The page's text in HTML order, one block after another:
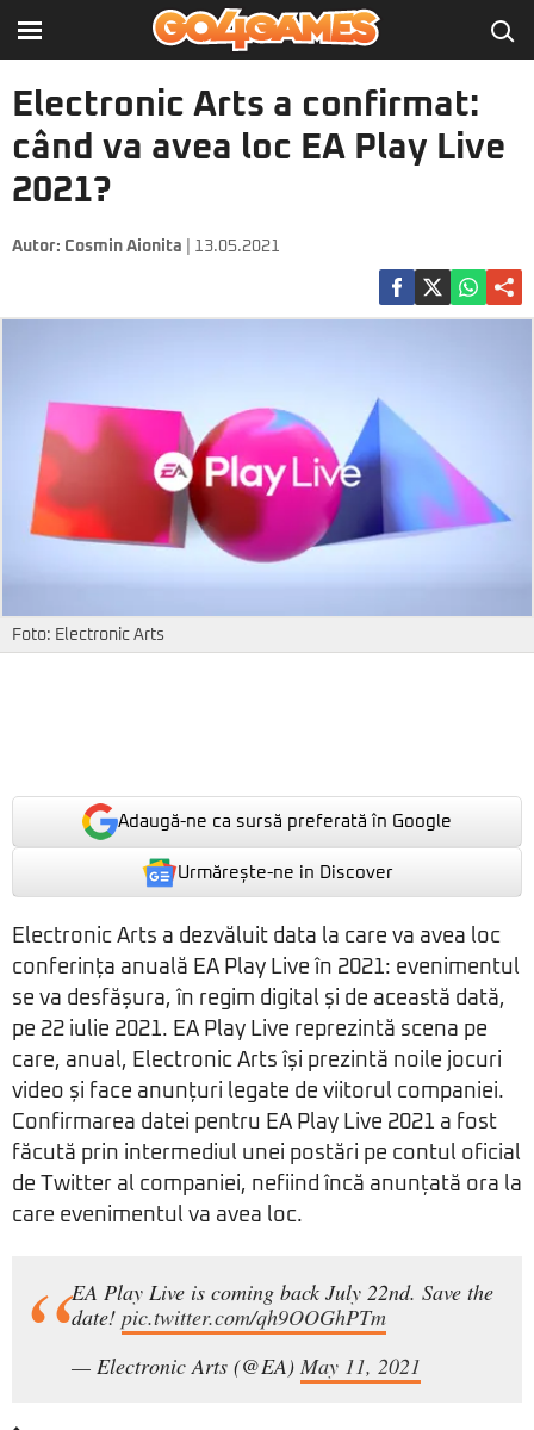
Electronic Arts a confirmat:
când va avea loc EA Play Live
2021?
Autor: Cosmin Aionita | 13.05.2021
Foto: Electronic Arts
Adaugă-ne ca sursă preferată în Google
Urmărește-ne in Discover
Electronic Arts a dezvăluit data la care va avea loc
conferința anuală EA Play Live în 2021: evenimentul
se va desfășura, în regim digital și de această dată,
pe 22 iulie 2021. EA Play Live reprezintă scena pe
care, anual, Electronic Arts își prezintă noile jocuri
video și face anunțuri legate de viitorul companiei.
Confirmarea datei pentru EA Play Live 2021 a fost
făcută prin intermediul unei postări pe contul oficial
de Twitter al companiei, nefiind încă anunțată ora la
care evenimentul va avea loc.
EA Play Live is coming back July 22nd. Save the
date! pic.twitter.com/qh9OOGhPTm
— Electronic Arts (@EA) May 11, 2021